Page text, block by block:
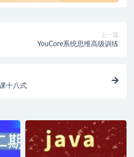
上一篇
YouCore系统思维高级训练
十八式